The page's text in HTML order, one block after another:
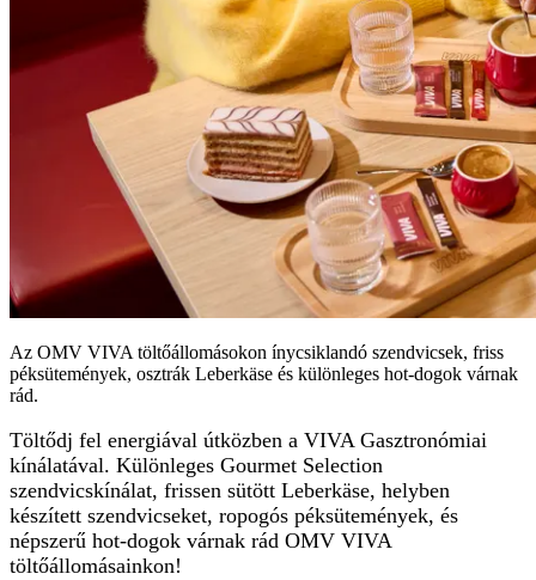
Az OMV VIVA töltőállomásokon ínycsiklandó szendvicsek, friss
péksütemények, osztrák Leberkäse és különleges hot-dogok várnak
rád.
Töltődj fel energiával útközben a VIVA Gasztronómiai
kínálatával. Különleges Gourmet Selection
szendvicskínálat, frissen sütött Leberkäse, helyben
készített szendvicseket, ropogós péksütemények, és
népszerű hot-dogok várnak rád OMV VIVA
töltőállomásainkon!